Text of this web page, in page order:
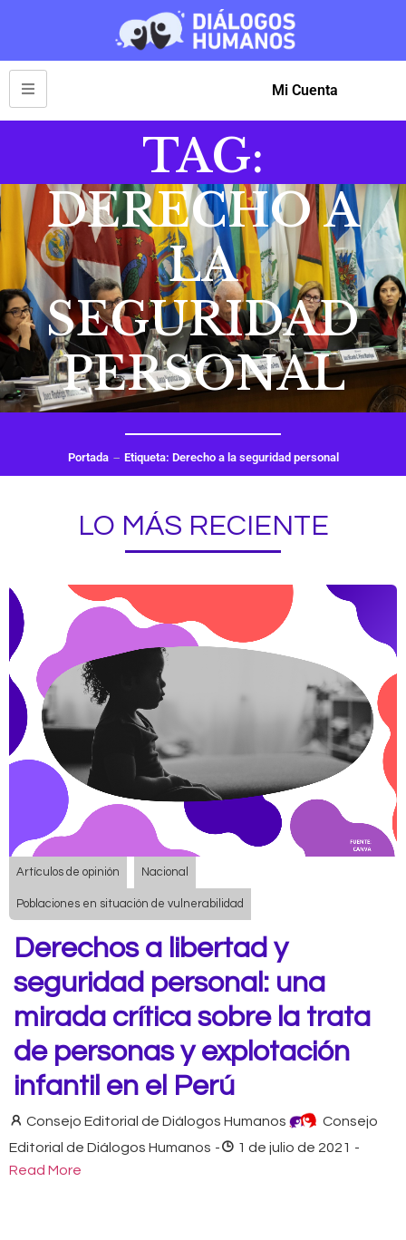
Mi Cuenta
TAG:
DERECHO A
LA
SEGURIDAD
PERSONAL
Portada Etiqueta: Derecho a la seguridad personal
LO MÁS RECIENTE
Artículos de opinión Nacional
Poblaciones en situación de vulnerabilidad
Derechos a libertad y
seguridad personal: una
mirada crítica sobre la trata
de personas y explotación
infantil en el Perú
Consejo Editorial de Diálogos Humanos
Consejo
Editorial de Diálogos Humanos - 1 de julio de 2021 -
Read More